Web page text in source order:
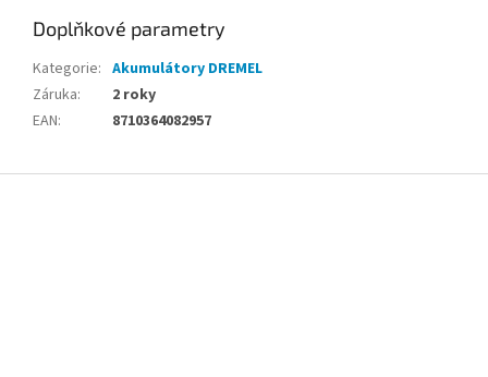
Doplňkové parametry
Kategorie: Akumulátory DREMEL
Záruka:
2 roky
EAN: 8710364082957